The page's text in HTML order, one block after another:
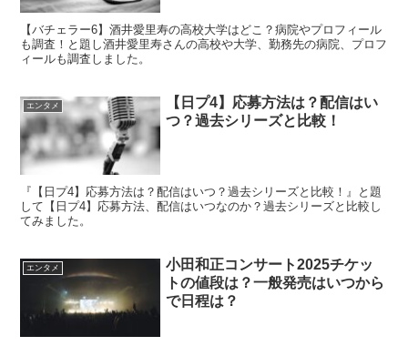
【バチェラー6】酒井愛里寿の高校大学はどこ？病院やプロフィール
も調査！と題し酒井愛里寿さんの高校や大学、勤務先の病院、プロフ
ィールも調査しました。
エンタメ
【日プ4】応募方法は？配信はい
つ？過去シリーズと比較！
『【日プ4】応募方法は？配信はいつ？過去シリーズと比較！』と題
して【日プ4】応募方法、配信はいつなのか？過去シリーズと比較し
てみました。
エンタメ
小田和正コンサート2025チケッ
トの値段は？一般発売はいつから
で日程は？